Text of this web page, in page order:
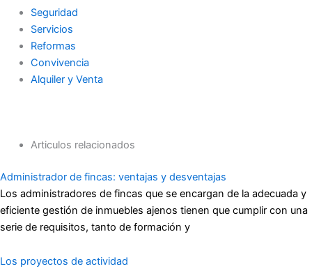
Seguridad
Servicios
Reformas
Convivencia
Alquiler y Venta
Articulos relacionados
Administrador de fincas: ventajas y desventajas
Los administradores de fincas que se encargan de la adecuada y
eficiente gestión de inmuebles ajenos tienen que cumplir con una
serie de requisitos, tanto de formación y
Los proyectos de actividad